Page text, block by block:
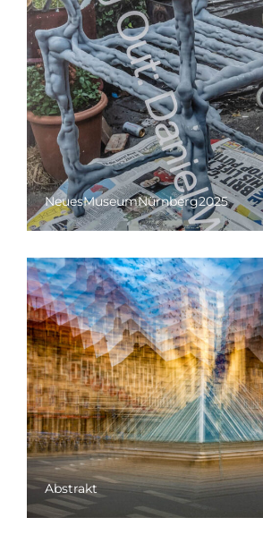
NeuesMuseumNürnberg2025
Abstrakt